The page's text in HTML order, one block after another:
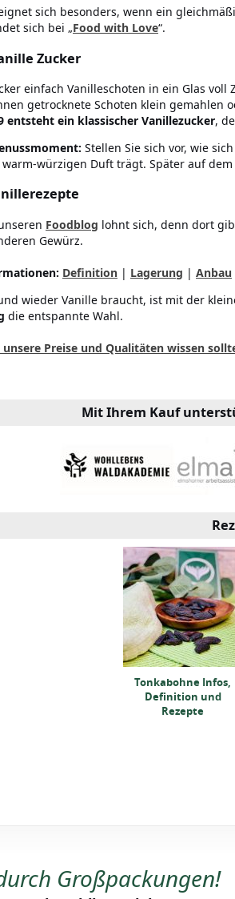
sich besonders, wenn ein
sich bei „Food with Love“.
Zucker
einfach Vanilleschoten in ein Glas
getrocknete Schoten klein gemahlen
entsteht ein klassischer Vanillezucker,
Stellen Sie sich vor, wie
würzigen Duft trägt. Später auf
Foodblog lohnt sich, denn dort
Gewürz.
Definition | Lagerung | Anbau
wieder Vanille braucht, ist mit der
die entspannte Wahl.
unsere Preise und Qualitäten wissen
Mit Ihrem Kauf
Tonkabohne Infos,
Definition und
Rezepte
Großpackungen!